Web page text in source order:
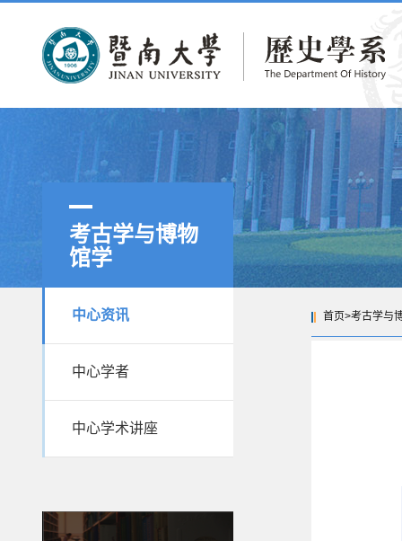
考古学与博物
馆学
中心资讯
中心学者
中心学术讲座
首页>考古学与